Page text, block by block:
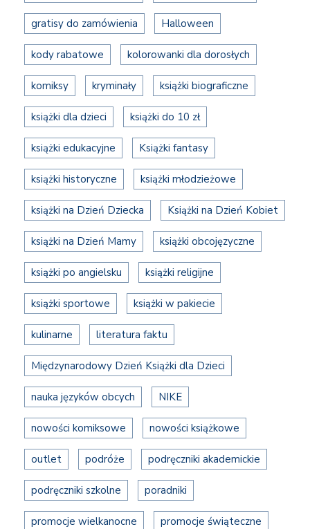
gratisy do zamówienia Halloween
kody rabatowe kolorowanki dla dorosłych
komiksy kryminały książki biograficzne
książki dla dzieci książki do 10 zł
książki edukacyjne Książki fantasy
książki historyczne książki młodzieżowe
książki na Dzień Dziecka Książki na Dzień Kobiet
książki na Dzień Mamy książki obcojęzyczne
książki po angielsku książki religijne
książki sportowe książki w pakiecie
kulinarne literatura faktu
Międzynarodowy Dzień Książki dla Dzieci
nauka języków obcych NIKE
nowości komiksowe nowości książkowe
outlet podróże podręczniki akademickie
podręczniki szkolne poradniki
promocje wielkanocne promocje świąteczne